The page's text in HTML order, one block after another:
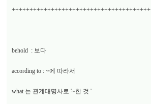
behold : 보다
according to : ~에 따라서
what 는 관계대명사로 '~한 것 '